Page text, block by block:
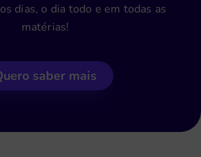
dias, o dia todo e em todas as
matérias!
saber mais